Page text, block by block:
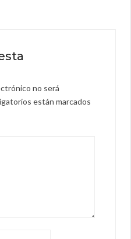
no será
están marcados